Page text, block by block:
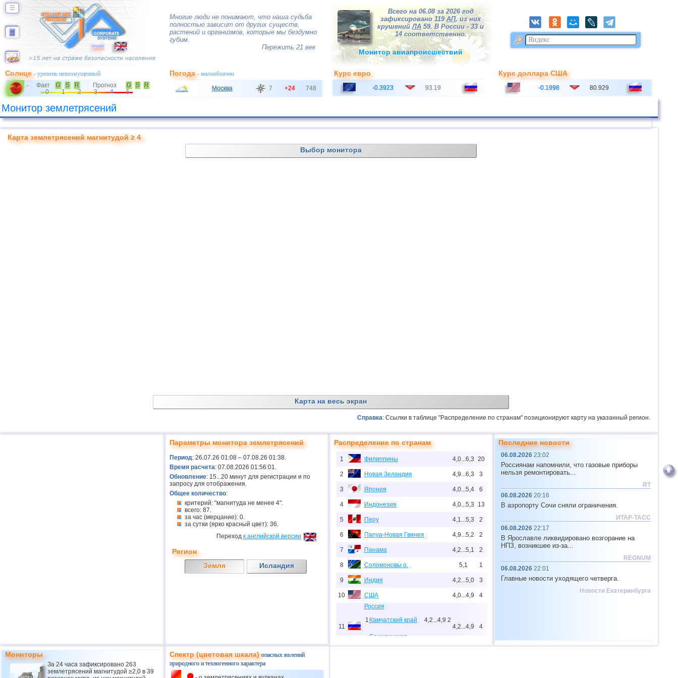
☰
Многие люди не понимают, что наша судьба
полностью зависит от других существ,
растений и организмов, которые мы бездумно
губим.
Пережить 21 век
Всего на 06.08 за 2026 год
зафиксировано 119 АП, из них
крушенийЛА 59. В России - 33 и
14 соответственно.
Монитор авиапроисшествий
Солнце- уровень невозмущенный
- Факт G S R Прогноз G S
R
0
1 2 3 4 5
Погода- малооблачно
Москва 7 +24 748
Курс евро
-0.3923 93.19
Курс доллара США
-0.1998 80.929
Монитор землетрясений
Карта землетрясений магнитудой ≥ 4
Выбор монитора
Карта на весь экран
Справка: Ссылки в таблице "Распределение по странам" позиционируют карту на указанный регион.
Параметры монитора землетрясений
Период: 26.07.26 01:08 – 07.08.26 01:38.
Время расчета: 07.08.2026 01:56:01.
Обновление: 15...20 минут для регистрации и по
запросу для отображения.
Общее количество:
критерий: "магнитуда не менее 4".
всего: 87.
за час (мерцание): 0.
за сутки (ярко красный цвет): 36.
Переход к английской версии
Регион
Земля
Исландия
Распределение по странам
1 Филиппины 4,0...6,3 20
2 Новая Зеландия 4,9...6,3 3
3 Япония 4,0...5,4 6
4 Индонезия 4,0...5,3 13
5 Перу 4,1...5,3 2
6 Папуа-Новая Гвинея 4,9...5,2 2
7 Панама 4,2...5,1 2
8 Соломоновы о. 5,1 1
9 Индия 4,2...5,0 3
10 США 4,0...4,9 4
11
Россия
1 Камчатский край 4,2...4,9 2
Сахалинская
область
4,2...4,9 4
Последние новости
06.08.2026 23:02
Россиянам напомнили, что газовые приборы
нельзя ремонтировать...
RT
06.08.2026 20:16
В аэропорту Сочи сняли ограничения.
ИТАР-ТАСС
06.08.2026 22:17
В Ярославле ликвидировано возгорание на
НПЗ, возникшее из-за...
REGNUM
06.08.2026 22:01
Главные новости уходящего четверга.
Новости Екатеринбурга
Мониторы
За 24 часа зафиксировано 263
землетрясений магнитудой ≥2,0 в 39
Спектр (цветовая шкала)опасных явлений
природного и техногенного характера